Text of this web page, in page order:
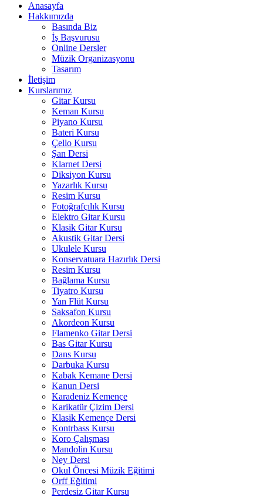
Anasayfa
Hakkımızda
Basında Biz
İş Başvurusu
Online Dersler
Müzik Organizasyonu
Tasarım
İletişim
Kurslarımız
Gitar Kursu
Keman Kursu
Piyano Kursu
Bateri Kursu
Çello Kursu
Şan Dersi
Klarnet Dersi
Diksiyon Kursu
Yazarlık Kursu
Resim Kursu
Fotoğrafçılık Kursu
Elektro Gitar Kursu
Klasik Gitar Kursu
Akustik Gitar Dersi
Ukulele Kursu
Konservatuara Hazırlık Dersi
Resim Kursu
Bağlama Kursu
Tiyatro Kursu
Yan Flüt Kursu
Saksafon Kursu
Akordeon Kursu
Flamenko Gitar Dersi
Bas Gitar Kursu
Dans Kursu
Darbuka Kursu
Kabak Kemane Dersi
Kanun Dersi
Karadeniz Kemençe
Karikatür Çizim Dersi
Klasik Kemençe Dersi
Kontrbass Kursu
Koro Çalışması
Mandolin Kursu
Ney Dersi
Okul Öncesi Müzik Eğitimi
Orff Eğitimi
Perdesiz Gitar Kursu